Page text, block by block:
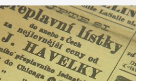
vše nové vyhledávala společnost
Milena Lenderová a scenáristky
Martina Komárková a Hana
zasazují zájmy Boženy Němcové
dobového kontextu.